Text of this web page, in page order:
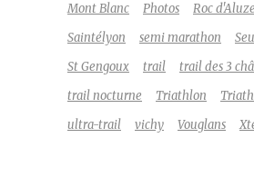
Mont Blanc
Photos Roc d'Aluze
Saintélyon
semi marathon
St Gengoux
trail
trail des 3
trail nocturne
Triathlon
ultra-trail
vichy Vouglans